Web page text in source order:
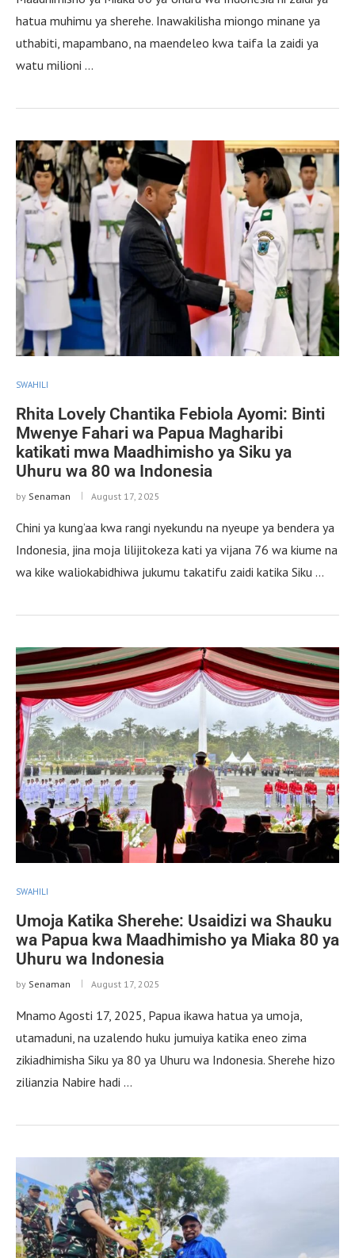
hatua muhimu ya sherehe. Inawakilisha miongo minane ya
uthabiti, mapambano, na maendeleo kwa taifa la zaidi ya
watu milioni …
SWAHILI
Rhita Lovely Chantika Febiola Ayomi: Binti
Mwenye Fahari wa Papua Magharibi
katikati mwa Maadhimisho ya Siku ya
Uhuru wa 80 wa Indonesia
by Senaman August 17, 2025
Chini ya kung’aa kwa rangi nyekundu na nyeupe ya bendera ya
Indonesia, jina moja lilijitokeza kati ya vijana 76 wa kiume na
wa kike waliokabidhiwa jukumu takatifu zaidi katika Siku …
SWAHILI
Umoja Katika Sherehe: Usaidizi wa Shauku
wa Papua kwa Maadhimisho ya Miaka 80 ya
Uhuru wa Indonesia
by Senaman August 17, 2025
Mnamo Agosti 17, 2025, Papua ikawa hatua ya umoja,
utamaduni, na uzalendo huku jumuiya katika eneo zima
zikiadhimisha Siku ya 80 ya Uhuru wa Indonesia. Sherehe hizo
zilianzia Nabire hadi …